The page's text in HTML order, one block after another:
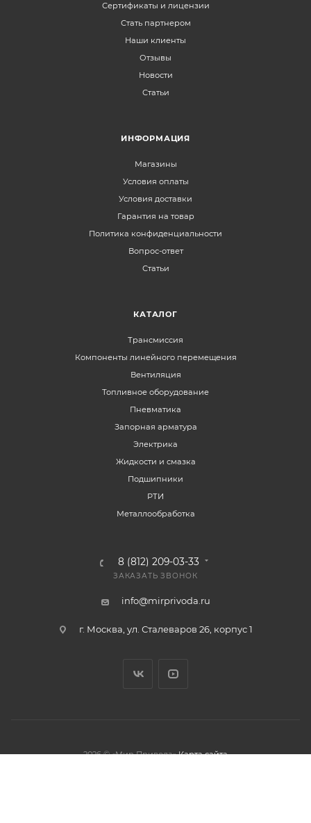
Сертификаты и лицензии
Стать партнером
Наши клиенты
Отзывы
Новости
Статьи
ИНФОРМАЦИЯ
Магазины
Условия оплаты
Условия доставки
Гарантия на товар
Политика конфиденциальности
Вопрос-ответ
Статьи
КАТАЛОГ
Трансмиссия
Компоненты линейного перемещения
Вентиляция
Топливное оборудование
Пневматика
Запорная арматура
Электрика
Жидкости и смазка
Подшипники
РТИ
Металлообработка
8 (812) 209-03-33
ЗАКАЗАТЬ ЗВОНОК
info@mirprivoda.ru
г. Москва, ул. Сталеваров 26, корпус 1
2026 © «Мир Привода» Карта сайта